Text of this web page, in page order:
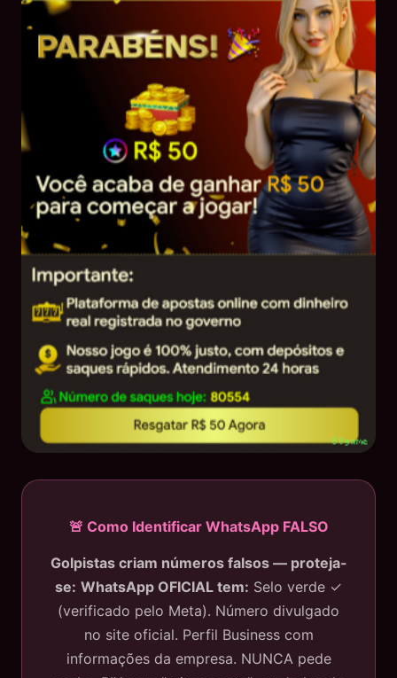
🚨 Como Identificar WhatsApp FALSO
Golpistas criam números falsos — proteja-
se: WhatsApp OFICIAL tem: Selo verde ✓
(verificado pelo Meta). Número divulgado
no site oficial. Perfil Business com
informações da empresa. NUNCA pede